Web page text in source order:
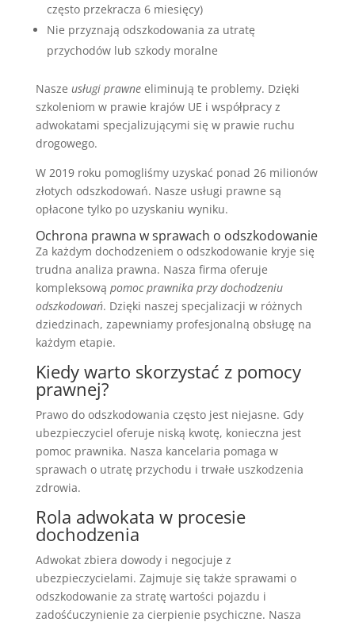
często przekracza 6 miesięcy)
Nie przyznają odszkodowania za utratę
przychodów lub szkody moralne
Nasze usługi prawneeliminują te problemy. Dzięki
szkoleniom w prawie krajów UE i współpracy z
adwokatami specjalizującymi się w prawie ruchu
drogowego.
W 2019 roku pomogliśmy uzyskać ponad 26 milionów
złotych odszkodowań. Nasze usługi prawne są
opłacone tylko po uzyskaniu wyniku.
Ochrona prawna w sprawach o odszkodowanie
Za każdym dochodzeniem o odszkodowanie kryje się
trudna analiza prawna. Nasza firma oferuje
kompleksową pomoc prawnika przy dochodzeniu
odszkodowań. Dzięki naszej specjalizacji w różnych
dziedzinach, zapewniamy profesjonalną obsługę na
każdym etapie.
Kiedy warto skorzystać z pomocy
prawnej?
Prawo do odszkodowania często jest niejasne. Gdy
ubezpieczyciel oferuje niską kwotę, konieczna jest
pomoc prawnika. Nasza kancelaria pomaga w
sprawach o utratę przychodu i trwałe uszkodzenia
zdrowia.
Rola adwokata w procesie
dochodzenia
Adwokat zbiera dowody i negocjuje z
ubezpieczycielami. Zajmuje się także sprawami o
odszkodowanie za stratę wartości pojazdu i
zadośćuczynienie za cierpienie psychiczne. Nasza